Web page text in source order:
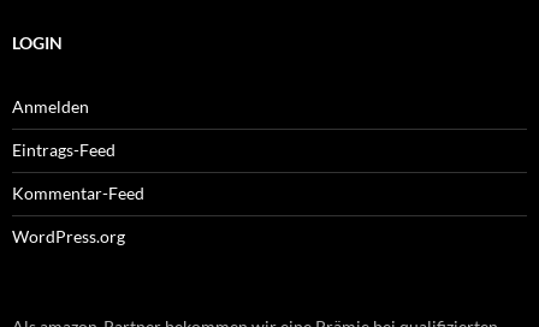
LOGIN
Anmelden
Eintrags-Feed
Kommentar-Feed
WordPress.org